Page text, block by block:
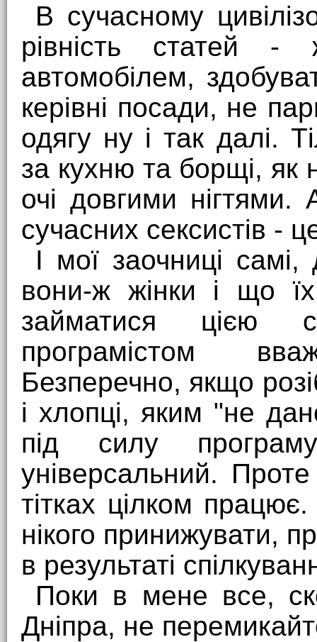
В сучасному
рівність статей -
автомобілем,
керівні посади, не
одягу ну і так далі.
за кухню та борщі, як
очі довгими
сучасних сексистів -
І мої заочниці
вони-ж жінки і що
займатися цією
програмістом
Безперечно, якщо
і хлопці, яким "не
під силу
універсальний.
тітках цілком
нікого принижувати,
в результаті
Поки в мене все,
Дніпра, не